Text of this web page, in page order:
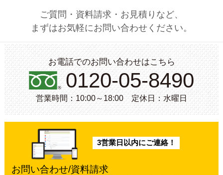
ご質問・資料請求・お見積りなど、
まずはお気軽にお問い合わせください。
お電話でのお問い合わせはこちら
0120-05-8490
営業時間：10:00～18:00 定休日：水曜日
3営業日以内にご連絡！
お問い合わせ/資料請求